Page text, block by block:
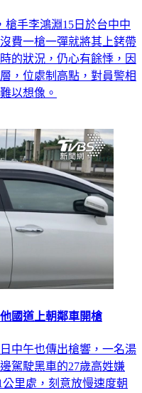
槍手李鴻淵15日於台中中
費一槍一彈就將其上銬帶
的狀況，仍心有餘悸，因
，位處制高點，對員警相
以想像。
國道上朝鄰車開槍
中午也傳出槍響，一名湯
駕駛黑車的27歲高姓嫌
里處，刻意放慢速度朝